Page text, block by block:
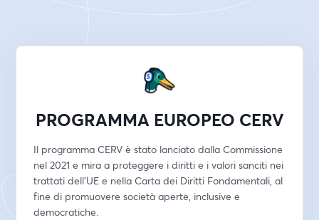
PROGRAMMA EUROPEO CERV
Il programma CERV è stato lanciato dalla Commissione
nel 2021 e mira a proteggere i diritti e i valori sanciti nei
trattati dell’UE e nella Carta dei Diritti Fondamentali, al
fine di promuovere società aperte, inclusive e
democratiche.